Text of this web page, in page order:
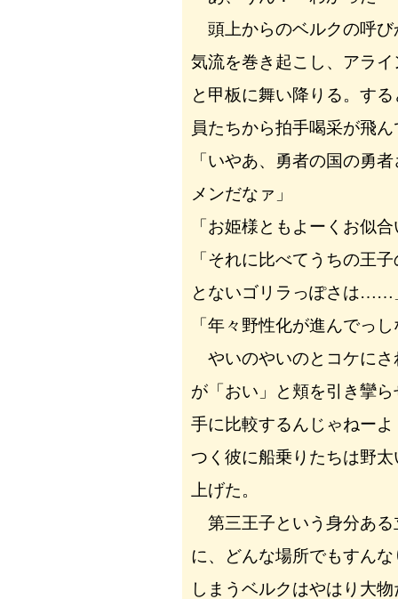
頭上からのベルクの呼び
気流を巻き起こし、アラ
と甲板に舞い降りる。す
員たちから拍手喝采が飛
「いやあ、勇者の国の勇
メンだなァ」
「お姫様ともよーくお似
「それに比べてうちの王
とないゴリラっぽさは……
「年々野性化が進んでっ
やいのやいのとコケにさ
が「おい」と頬を引き攣
手に比較するんじゃねー
つく彼に船乗りたちは野
上げた。
第三王子という身分ある
に、どんな場所でもすん
しまうベルクはやはり大